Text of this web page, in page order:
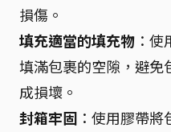
損傷。
填充適當的填充物 ：
填滿包裹的空隙，避免
成損壞。
封箱牢固 ：使用膠帶